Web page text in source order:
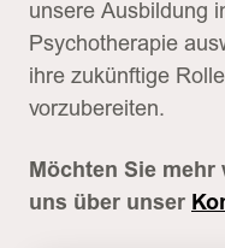
unsere Ausbildung
Psychotherapie
ihre zukünftige
vorzubereiten.
Möchten Sie mehr
uns über unser